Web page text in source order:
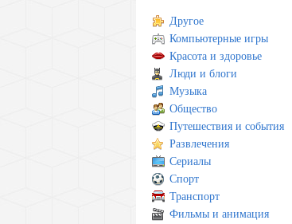
Другое
Компьютерные игры
Красота и здоровье
Люди и блоги
Музыка
Общество
Путешествия и события
Развлечения
Сериалы
Спорт
Транспорт
Фильмы и анимация